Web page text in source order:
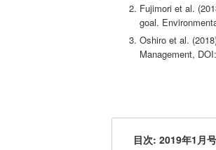
Fujimori et al.
goal.
Oshiro et al.
Management,
目次: 2019年1月